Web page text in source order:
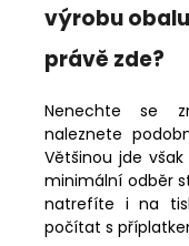
výrobu
právě zde?
Nenechte se
naleznete
Většinou jde
minimální odběr
natrefíte i na
počítat s